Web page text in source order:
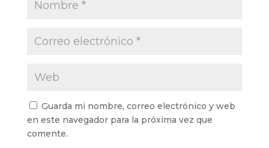
Guarda mi nombre, correo electrónico y web
en este navegador para la próxima vez que
comente.